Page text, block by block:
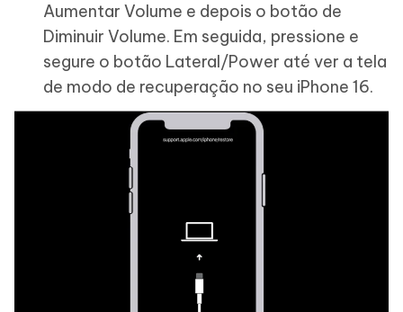
Aumentar Volume e depois o botão de
Diminuir Volume. Em seguida, pressione e
segure o botão Lateral/Power até ver a tela
de modo de recuperação no seu iPhone 16.